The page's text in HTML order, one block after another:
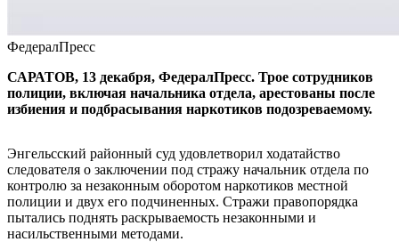
ФедералПресс
САРАТОВ, 13 декабря, ФедералПресс. Трое сотрудников
полиции, включая начальника отдела, арестованы после
избиения и подбрасывания наркотиков подозреваемому.
Энгельсский районный суд удовлетворил ходатайство
следователя о заключении под стражу начальник отдела по
контролю за незаконным оборотом наркотиков местной
полиции и двух его подчиненных. Стражи правопорядка
пытались поднять раскрываемость незаконными и
насильственными методами.